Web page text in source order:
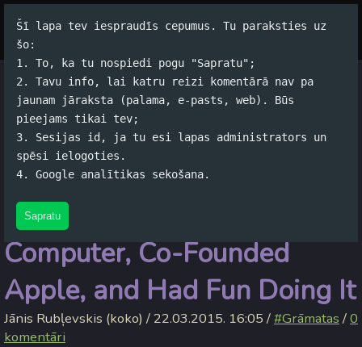
Šī lapa tev iespraudīs cepumus. Tu paraksties uz
šo:
1. To, ka tu nospiedi pogu "Sapratu";
2. Tavu info, lai katru reizi komentārā nav pa
jaunam jāraksta (palama, e-pasts, web). Būs
pieejams tikai tev;
3. Sesijas id, ja tu esi lapas administrators un
spēsi ielogoties.
4. Google analītikas sekošana.
Sapratu
Steve Wozniak and Gina
Smith - iWoz: Computer
Geek to Cult Icon: How I
Invented the Personal
Computer, Co-Founded
Apple, and Had Fun Doing It
Jānis Rubļevskis (koko) / 22.03.2015. 16:05 /#Grāmatas /0
komentāri